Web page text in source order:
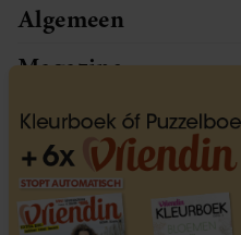
Algemeen
Magazine
Service
Vriendin participeert in
programma’s, dat
ontvangt voor aankopen
website wordt niet